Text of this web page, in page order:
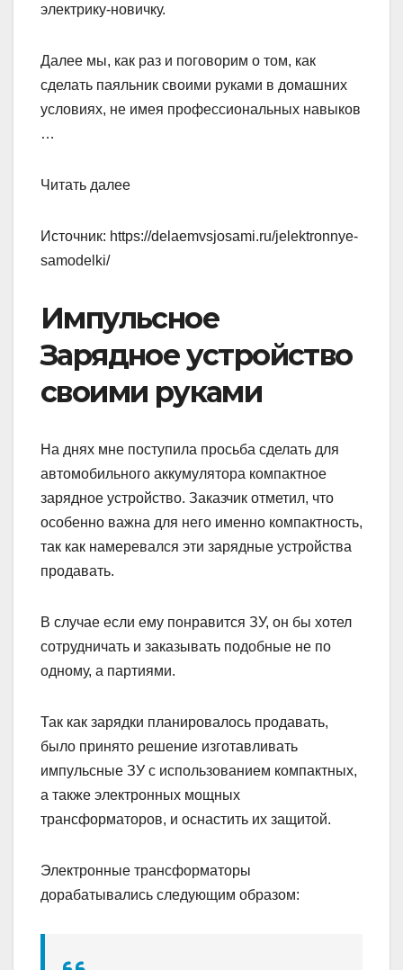
электрику-новичку.
Далее мы, как раз и поговорим о том, как
сделать паяльник своими руками в домашних
условиях, не имея профессиональных навыков
…
Читать далее
Источник: https://delaemvsjosami.ru/jelektronnye-
samodelki/
Импульсное
Зарядное устройство
своими руками
На днях мне поступила просьба сделать для
автомобильного аккумулятора компактное
зарядное устройство. Заказчик отметил, что
особенно важна для него именно компактность,
так как намеревался эти зарядные устройства
продавать.
В случае если ему понравится ЗУ, он бы хотел
сотрудничать и заказывать подобные не по
одному, а партиями.
Так как зарядки планировалось продавать,
было принято решение изготавливать
импульсные ЗУ с использованием компактных,
а также электронных мощных
трансформаторов, и оснастить их защитой.
Электронные трансформаторы
дорабатывались следующим образом: